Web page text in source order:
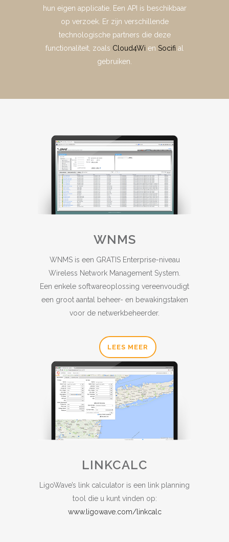
hun eigen applicatie. Een API is beschikbaar
op verzoek. Er zijn verschillende
technologische partners die deze
functionaliteit, zoals Cloud4Wi en Socifi al
gebruiken.
WNMS
WNMS is een GRATIS Enterprise-niveau
Wireless Network Management System.
Een enkele softwareoplossing vereenvoudigt
een groot aantal beheer- en bewakingstaken
voor de netwerkbeheerder.
LEES MEER
LINKCALC
LigoWave’s link calculator is een link planning
tool die u kunt vinden op:
www.ligowave.com/linkcalc